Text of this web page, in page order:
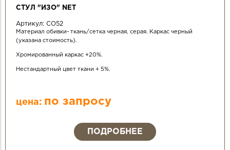
СТУЛ "ИЗО" NET
Артикул: СО52
Материал обивки- ткань/сетка черная, серая. Каркас черный
(указана стоимость).
Хромированный каркас +20%.
Нестандартный цвет ткани + 5%.
цена: по запросу
ПОДРОБНЕЕ